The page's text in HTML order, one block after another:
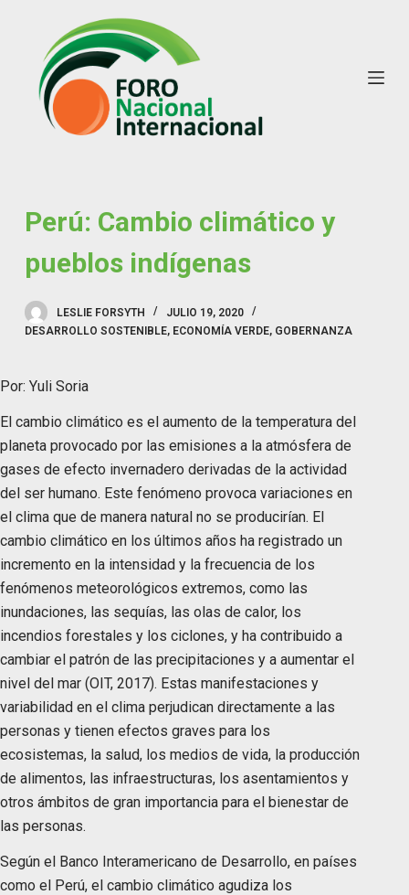
Perú: Cambio climático y
pueblos indígenas
LESLIE FORSYTH
JULIO 19, 2020
DESARROLLO SOSTENIBLE, ECONOMÍA VERDE, GOBERNANZA
Por: Yuli Soria
El cambio climático es el aumento de la temperatura del
planeta provocado por las emisiones a la atmósfera de
gases de efecto invernadero derivadas de la actividad
del ser humano. Este fenómeno provoca variaciones en
el clima que de manera natural no se producirían. El
cambio climático en los últimos años ha registrado un
incremento en la intensidad y la frecuencia de los
fenómenos meteorológicos extremos, como las
inundaciones, las sequías, las olas de calor, los
incendios forestales y los ciclones, y ha contribuido a
cambiar el patrón de las precipitaciones y a aumentar el
nivel del mar (OIT, 2017). Estas manifestaciones y
variabilidad en el clima perjudican directamente a las
personas y tienen efectos graves para los
ecosistemas, la salud, los medios de vida, la producción
de alimentos, las infraestructuras, los asentamientos y
otros ámbitos de gran importancia para el bienestar de
las personas.
Según el Banco Interamericano de Desarrollo, en países
como el Perú, el cambio climático agudiza los